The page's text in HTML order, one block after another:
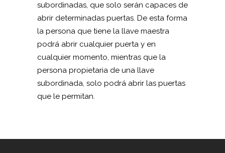
subordinadas, que solo serán capaces de
abrir determinadas puertas. De esta forma
la persona que tiene la llave maestra
podrá abrir cualquier puerta y en
cualquier momento, mientras que la
persona propietaria de una llave
subordinada, solo podrá abrir las puertas
que le permitan.